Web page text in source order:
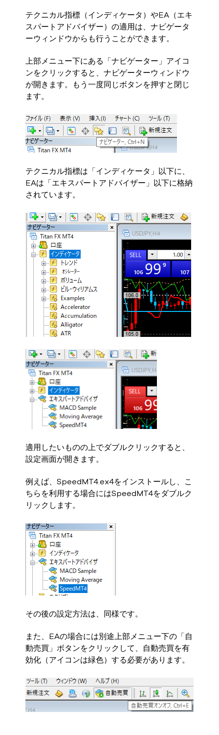
テクニカル指標（インディケータ）やEA（エキ
スパートアドバイザー）の適用は、ナビゲータ
ーウィンドウからも行うことができます。
上部メニュー下にある「ナビゲーター」アイコ
ンをクリックすると、ナビゲーターウィンドウ
が開きます。もう一度同じボタンを押すと閉じ
ます。
テクニカル指標は「インディケータ」以下に、
EAは「エキスパートアドバイザー」以下に格納
されています。
適用したいものの上でダブルクリックすると、
設定画面が開きます。
例えば、SpeedMT4.ex4をインストールし、こ
ちらを利用する場合にはSpeedMT4をダブルク
リックします。
その後の設定方法は、同様です。
また、EAの場合には別途上部メニュー下の「自
動売買」ボタンをクリックして、自動売買を有
効化（アイコンは緑色）する必要があります。